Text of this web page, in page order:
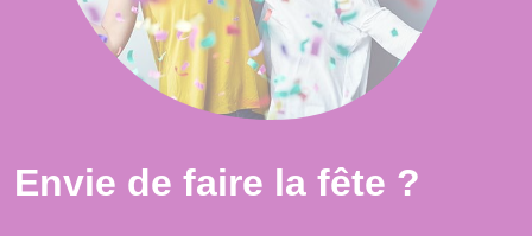
Envie de faire la fête ?